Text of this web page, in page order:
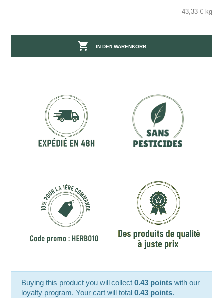
43,33 € kg
 IN DEN WARENKORB
Buying this product you will collect0.43 points with our
loyalty program. Your cart will total0.43 points.